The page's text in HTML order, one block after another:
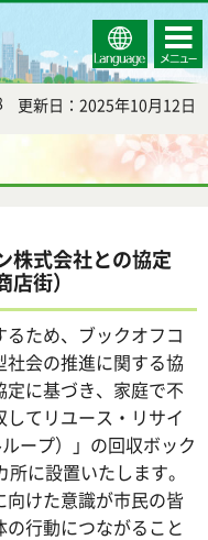
Select
Language
コンテ
ンツメ
ニュー
更新日：2025年10月12日
株式会社との協定
街）
ため、ブックオフコ
会の推進に関する協
に基づき、家庭で不
てリユース・リサイ
ープ）」の回収ボック
に設置いたします。
けた意識が市民の皆
行動につながること